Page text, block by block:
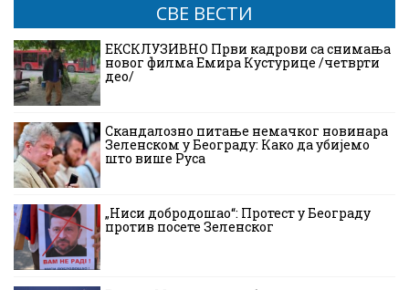
СВЕ ВЕСТИ
ЕКСКЛУЗИВНО Први кадрови са снимања
новог филма Емира Кустурице /четврти
део/
Скандалозно питање немачког новинара
Зеленском у Београду: Како да убијемо
што више Руса
„Ниси добродошао“: Протест у Београду
против посете Зеленског